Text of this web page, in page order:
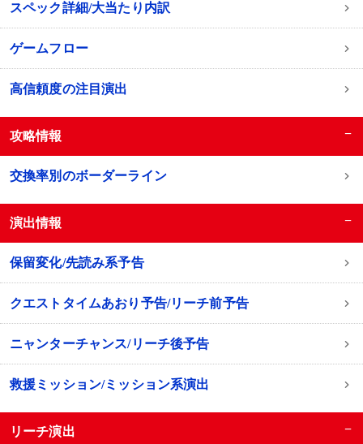
スペック詳細/大当たり内訳
ゲームフロー
高信頼度の注目演出
攻略情報 −
交換率別のボーダーライン
演出情報 −
保留変化/先読み系予告
クエストタイムあおり予告/リーチ前予告
ニャンターチャンス/リーチ後予告
救援ミッション/ミッション系演出
リーチ演出 −